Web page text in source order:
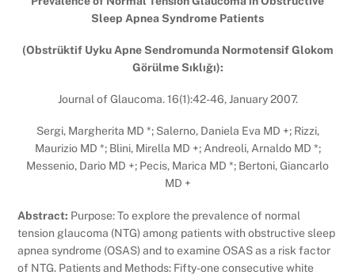
Sleep Apnea Syndrome Patients
(Obstrüktif Uyku Apne Sendromunda Normotensif Glokom
Görülme Sıklığı):
Journal of Glaucoma. 16(1):42-46, January 2007.
Sergi, Margherita MD *; Salerno, Daniela Eva MD +; Rizzi,
Maurizio MD *; Blini, Mirella MD +; Andreoli, Arnaldo MD *;
Messenio, Dario MD +; Pecis, Marica MD *; Bertoni, Giancarlo
MD +
Abstract: Purpose: To explore the prevalence of normal
tension glaucoma (NTG) among patients with obstructive sleep
apnea syndrome (OSAS) and to examine OSAS as a risk factor
of NTG. Patients and Methods: Fifty-one consecutive white